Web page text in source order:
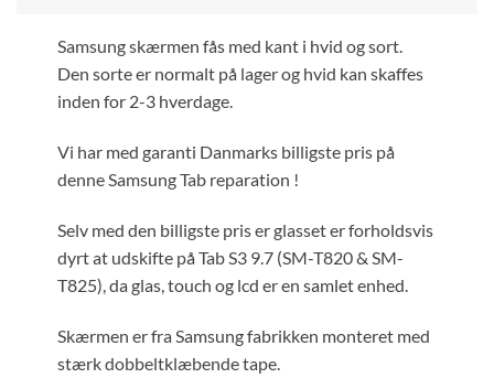
Samsung skærmen fås med kant i hvid og sort.
Den sorte er normalt på lager og hvid kan skaffes
inden for 2-3 hverdage.
Vi har med garanti Danmarks billigste pris på
denne Samsung Tab reparation !
Selv med den billigste pris er glasset er forholdsvis
dyrt at udskifte på Tab S3 9.7 (SM-T820 & SM-
T825), da glas, touch og lcd er en samlet enhed.
Skærmen er fra Samsung fabrikken monteret med
stærk dobbeltklæbende tape.